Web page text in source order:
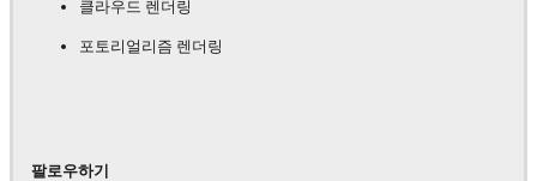
클라우드 렌더링
포토리얼리즘 렌더링
팔로우하기